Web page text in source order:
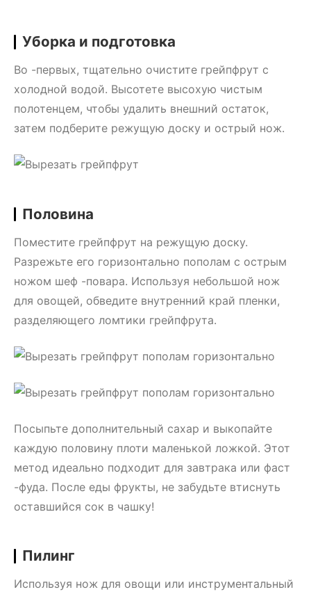
Уборка и подготовка
Во -первых, тщательно очистите грейпфрут с
холодной водой. Высотете высохую чистым
полотенцем, чтобы удалить внешний остаток,
затем подберите режущую доску и острый нож.
Половина
Поместите грейпфрут на режущую доску.
Разрежьте его горизонтально пополам с острым
ножом шеф -повара. Используя небольшой нож
для овощей, обведите внутренний край пленки,
разделяющего ломтики грейпфрута.
Посыпьте дополнительный сахар и выкопайте
каждую половину плоти маленькой ложкой. Этот
метод идеально подходит для завтрака или фаст
-фуда. После еды фрукты, не забудьте втиснуть
оставшийся сок в чашку!
Пилинг
Используя нож для овощи или инструментальный